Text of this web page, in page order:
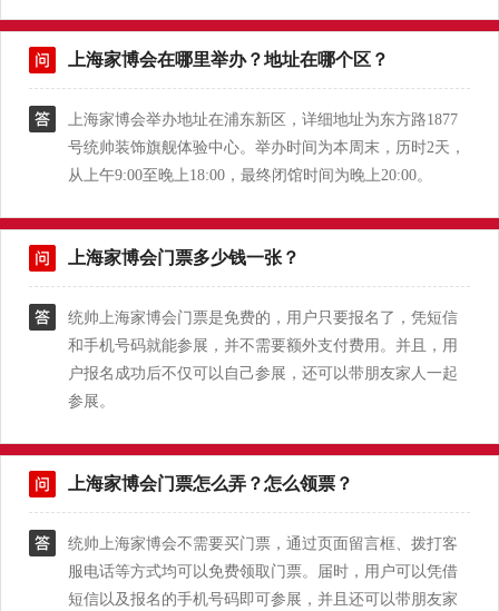
上海家博会在哪里举办？地址在哪个区？
上海家博会举办地址在浦东新区，详细地址为东方路1877
号统帅装饰旗舰体验中心。举办时间为本周末，历时2天，
从上午9:00至晚上18:00，最终闭馆时间为晚上20:00。
上海家博会门票多少钱一张？
统帅上海家博会门票是免费的，用户只要报名了，凭短信
和手机号码就能参展，并不需要额外支付费用。并且，用
户报名成功后不仅可以自己参展，还可以带朋友家人一起
参展。
上海家博会门票怎么弄？怎么领票？
统帅上海家博会不需要买门票，通过页面留言框、拨打客
服电话等方式均可以免费领取门票。届时，用户可以凭借
短信以及报名的手机号码即可参展，并且还可以带朋友家